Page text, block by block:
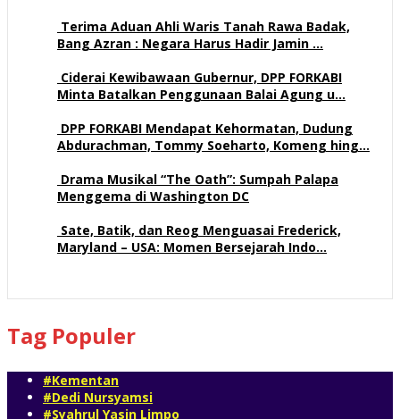
Terima Aduan Ahli Waris Tanah Rawa Badak,
Bang Azran : Negara Harus Hadir Jamin …
Ciderai Kewibawaan Gubernur, DPP FORKABI
Minta Batalkan Penggunaan Balai Agung u…
DPP FORKABI Mendapat Kehormatan, Dudung
Abdurachman, Tommy Soeharto, Komeng hing…
Drama Musikal “The Oath”: Sumpah Palapa
Menggema di Washington DC
Sate, Batik, dan Reog Menguasai Frederick,
Maryland – USA: Momen Bersejarah Indo…
Tag Populer
#Kementan
#Dedi Nursyamsi
#Syahrul Yasin Limpo